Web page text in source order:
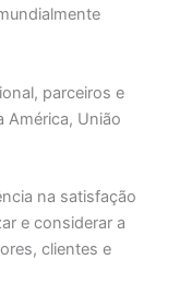
parceiros e
América, União
na satisfação
e considerar a
clientes e